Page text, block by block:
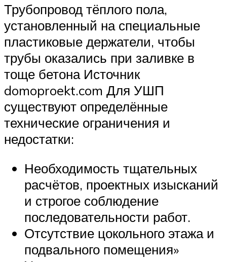
Трубопровод тёплого пола,
установленный на специальные
пластиковые держатели, чтобы
трубы оказались при заливке в
тоще бетона Источник
domoproekt.com Для УШП
существуют определённые
технические ограничения и
недостатки:
Необходимость тщательных
расчётов, проектных изысканий
и строгое соблюдение
последовательности работ.
Отсутствие цокольного этажа и
подвального помещения»